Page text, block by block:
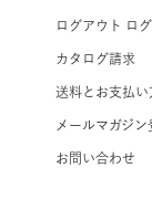
ログアウト ロ
カタログ請求
送料とお支払い
メールマガジン
お問い合わせ